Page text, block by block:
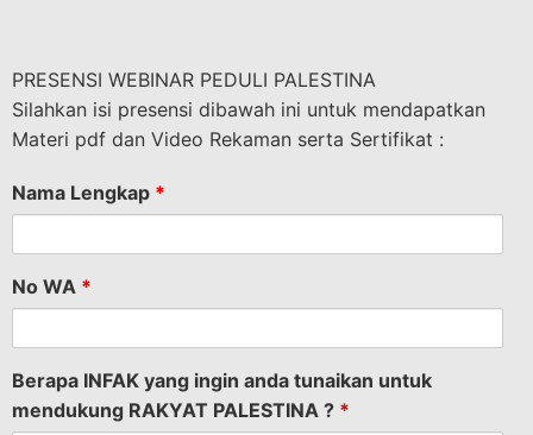
PRESENSI WEBINAR PEDULI PALESTINA
Silahkan isi presensi dibawah ini untuk mendapatkan
Materi pdf dan Video Rekaman serta Sertifikat :
Nama Lengkap *
No WA *
Berapa INFAK yang ingin anda tunaikan untuk
mendukung RAKYAT PALESTINA ? *